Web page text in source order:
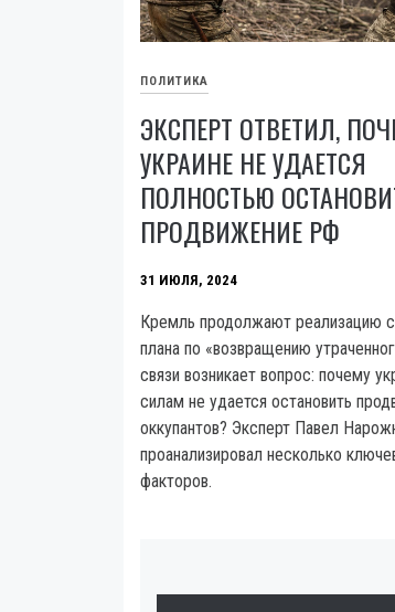
ПОЛИТИКА
ЭКСПЕРТ ОТВЕТИЛ,
УКРАИНЕ НЕ УДАЕТСЯ
ПОЛНОСТЬЮ
ПРОДВИЖЕНИЕ РФ
31 ИЮЛЯ, 2024
Кремль продолжают реализацию
плана по «возвращению
связи возникает вопрос: почему
силам не удается остановить
оккупантов? Эксперт Павел
проанализировал несколько
факторов.